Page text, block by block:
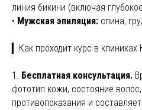
линия бикини (включая
• Мужская эпиляция: спина,
▎Как проходит курс в
1. Бесплатная консультация.
фототип кожи, состояние
противопоказания и